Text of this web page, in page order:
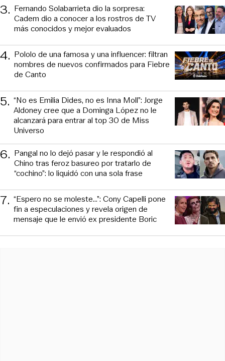
3. Fernando Solabarrieta dio la sorpresa:
Cadem dio a conocer a los rostros de TV
más conocidos y mejor evaluados
4. Pololo de una famosa y una influencer: filtran
nombres de nuevos confirmados para Fiebre
de Canto
5. “No es Emilia Dides, no es Inna Moll”: Jorge
Aldoney cree que a Dominga López no le
alcanzará para entrar al top 30 de Miss
Universo
6. Pangal no lo dejó pasar y le respondió al
Chino tras feroz basureo por tratarlo de
“cochino”: lo liquidó con una sola frase
7. “Espero no se moleste...”: Cony Capelli pone
fin a especulaciones y revela origen de
mensaje que le envió ex presidente Boric